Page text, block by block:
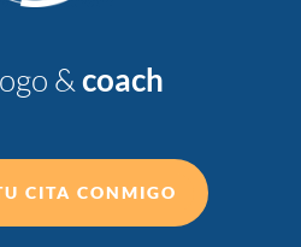
& coach
CITA CONMIGO